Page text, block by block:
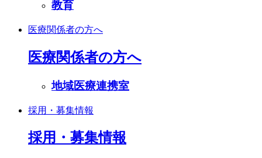
教育
医療関係者の方へ
医療関係者の方へ
地域医療連携室
採用・募集情報
採用・募集情報